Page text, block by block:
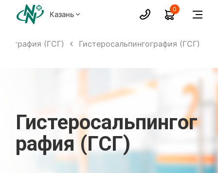
Казань
0
(ГСГ) Гистеросальпингография (ГСГ)
Гистеросальпингог
рафия (ГСГ)